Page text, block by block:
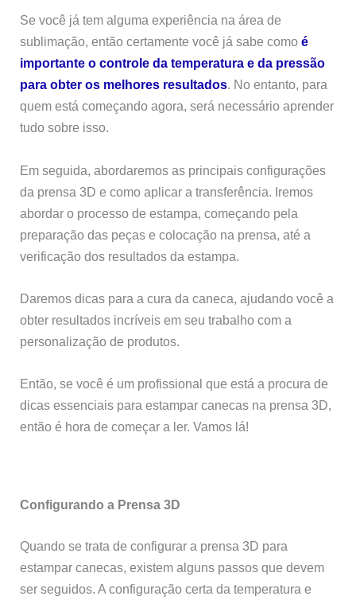
Se você já tem alguma experiência na área de
sublimação, então certamente você já sabe comoé
importante o controle da temperatura e da pressão
para obter os melhores resultados. No entanto, para
quem está começando agora, será necessário aprender
tudo sobre isso.
Em seguida, abordaremos as principais configurações
da prensa 3D e como aplicar a transferência. Iremos
abordar o processo de estampa, começando pela
preparação das peças e colocação na prensa, até a
verificação dos resultados da estampa.
Daremos dicas para a cura da caneca, ajudando você a
obter resultados incríveis em seu trabalho com a
personalização de produtos.
Então, se você é um profissional que está a procura de
dicas essenciais para estampar canecas na prensa 3D,
então é hora de começar a ler. Vamos lá!
Configurando a Prensa 3D
Quando se trata de configurar a prensa 3D para
estampar canecas, existem alguns passos que devem
ser seguidos. A configuração certa da temperatura e